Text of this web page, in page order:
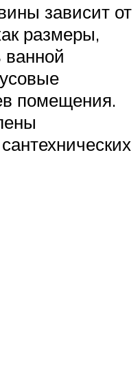
зависит от
размеры,
ванной
помещения.